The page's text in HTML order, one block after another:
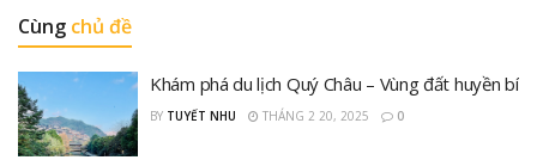
Cùng chủ đề
Khám phá du lịch Quý Châu – Vùng đất huyền bí
BY TUYẾT NHU THÁNG 2 20, 2025 0